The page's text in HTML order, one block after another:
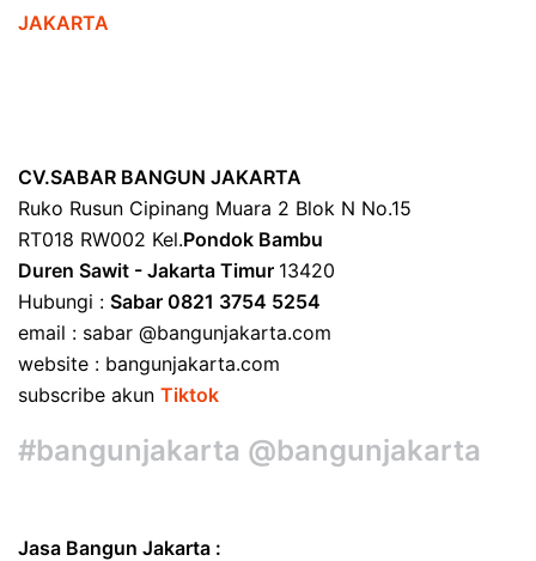
JAKARTA
CV.SABAR BANGUN JAKARTA
Ruko Rusun Cipinang Muara 2 Blok N No.15
RT018 RW002 Kel.Pondok Bambu
Duren Sawit - Jakarta Timur 13420
Hubungi : Sabar 0821 3754 5254
email : sabar @bangunjakarta.com
website : bangunjakarta.com
subscribe akun Tiktok
#bangunjakarta @bangunjakarta
Jasa Bangun Jakarta :